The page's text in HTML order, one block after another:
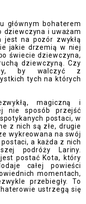
głównym bohaterem
dziewczyna i uważam
na pozór zwykłą
jakie drzemią w niej
świecie dziewczyna,
dziewczyną. Czy
by walczyć z
tych na których
magiczną i
nie sposób przejść
postaci, w
z nich są złe, drugie
wykreowana na swój
a każda z nich
podróży Lariny.
postać Kota, który
całej powieści
momentach,
przebiegły. To
ustrzegą się